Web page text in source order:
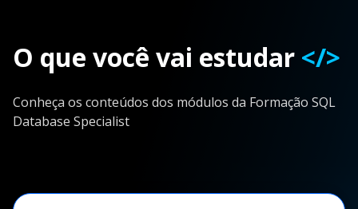
O que você vai estudar </>
Conheça os conteúdos dos módulos da Formação SQL
Database Specialist